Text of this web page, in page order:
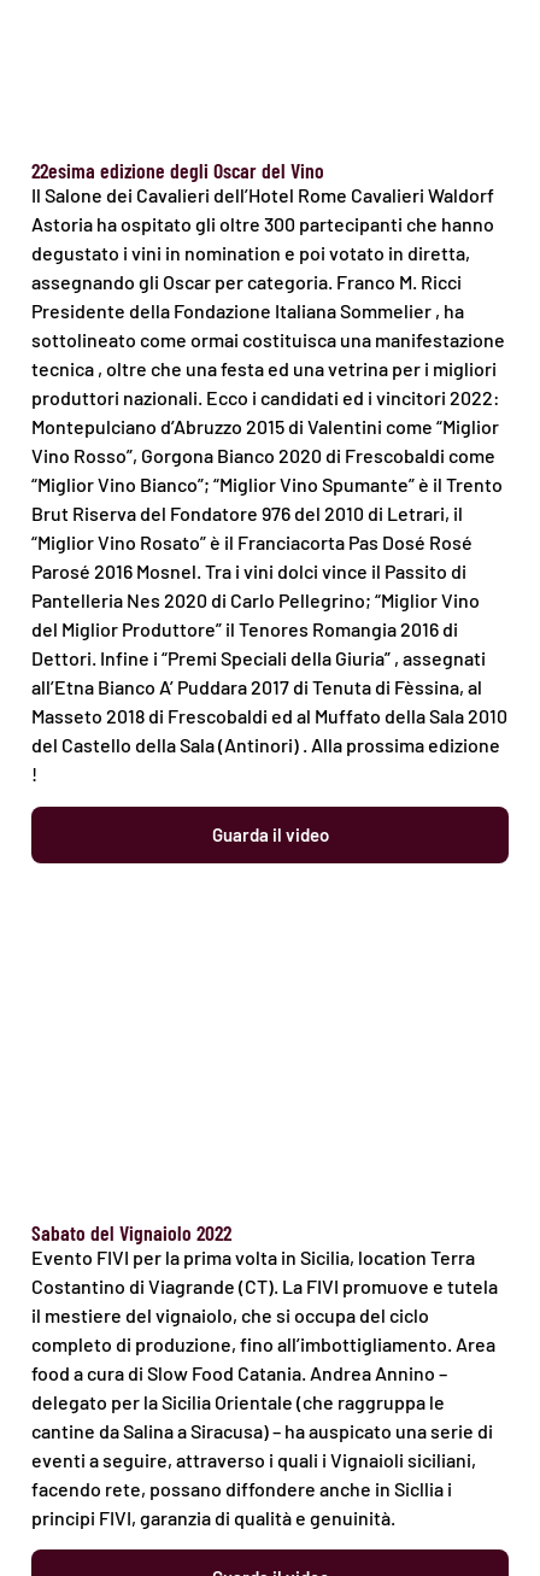
22esima edizione degli Oscar del Vino
Il Salone dei Cavalieri dell’Hotel Rome Cavalieri Waldorf
Astoria ha ospitato gli oltre 300 partecipanti che hanno
degustato i vini in nomination e poi votato in diretta,
assegnando gli Oscar per categoria. Franco M. Ricci
Presidente della Fondazione Italiana Sommelier , ha
sottolineato come ormai costituisca una manifestazione
tecnica , oltre che una festa ed una vetrina per i migliori
produttori nazionali. Ecco i candidati ed i vincitori 2022:
Montepulciano d’Abruzzo 2015 di Valentini come “Miglior
Vino Rosso”, Gorgona Bianco 2020 di Frescobaldi come
“Miglior Vino Bianco”; “Miglior Vino Spumante” è il Trento
Brut Riserva del Fondatore 976 del 2010 di Letrari, il
“Miglior Vino Rosato” è il Franciacorta Pas Dosé Rosé
Parosé 2016 Mosnel. Tra i vini dolci vince il Passito di
Pantelleria Nes 2020 di Carlo Pellegrino; “Miglior Vino
del Miglior Produttore” il Tenores Romangia 2016 di
Dettori. Infine i “Premi Speciali della Giuria” , assegnati
all’Etna Bianco A’ Puddara 2017 di Tenuta di Fèssina, al
Masseto 2018 di Frescobaldi ed al Muffato della Sala 2010
del Castello della Sala (Antinori) . Alla prossima edizione
!
Guarda il video
Sabato del Vignaiolo 2022
Evento FIVI per la prima volta in Sicilia, location Terra
Costantino di Viagrande (CT). La FIVI promuove e tutela
il mestiere del vignaiolo, che si occupa del ciclo
completo di produzione, fino all’imbottigliamento. Area
food a cura di Slow Food Catania. Andrea Annino –
delegato per la Sicilia Orientale (che raggruppa le
cantine da Salina a Siracusa) – ha auspicato una serie di
eventi a seguire, attraverso i quali i Vignaioli siciliani,
facendo rete, possano diffondere anche in Sicllia i
principi FIVI, garanzia di qualità e genuinità.